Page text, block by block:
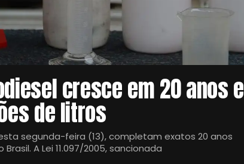
cresce em 20 anos e
de litros
segunda-feira (13), completam exatos 20 anos
A Lei 11.097/2005, sancionada